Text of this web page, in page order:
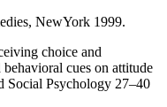
NewYork 1999.
choice and
cues on attitude
Social Psychology 27–40